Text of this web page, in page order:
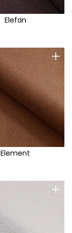
Elefan
+
Element
+